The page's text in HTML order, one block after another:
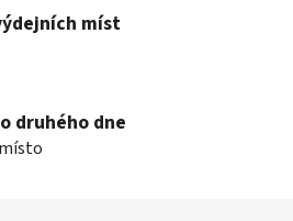
míst
druhého dne